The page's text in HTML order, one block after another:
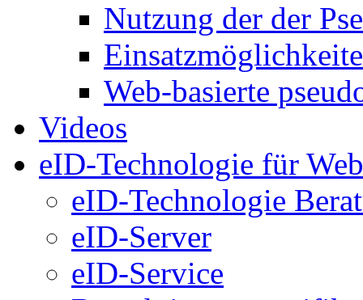
Nutzung der der
Web-basierte
Videos
eID-Technologie für
eID-Technologie
eID-Server
eID-Service